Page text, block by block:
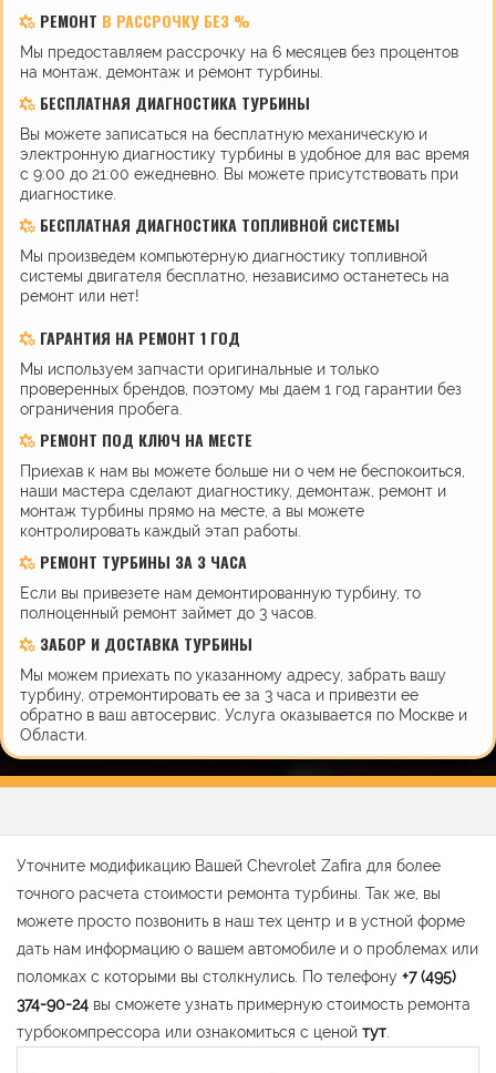
РЕМОНТ В РАССРОЧКУ БЕЗ %
Мы предоставляем рассрочку на 6 месяцев без процентов
на монтаж, демонтаж и ремонт турбины.
БЕСПЛАТНАЯ ДИАГНОСТИКА ТУРБИНЫ
Вы можете записаться на бесплатную механическую и
электронную диагностику турбины в удобное для вас время
с 9:00 до 21:00 ежедневно. Вы можете присутствовать при
диагностике.
БЕСПЛАТНАЯ ДИАГНОСТИКА ТОПЛИВНОЙ СИСТЕМЫ
Мы произведем компьютерную диагностику топливной
системы двигателя бесплатно, независимо останетесь на
ремонт или нет!
ГАРАНТИЯ НА РЕМОНТ 1 ГОД
Мы используем запчасти оригинальные и только
проверенных брендов, поэтому мы даем 1 год гарантии без
ограничения пробега.
РЕМОНТ ПОД КЛЮЧ НА МЕСТЕ
Приехав к нам вы можете больше ни о чем не беспокоиться,
наши мастера сделают диагностику, демонтаж, ремонт и
монтаж турбины прямо на месте, а вы можете
контролировать каждый этап работы.
РЕМОНТ ТУРБИНЫ ЗА 3 ЧАСА
Если вы привезете нам демонтированную турбину, то
полноценный ремонт займет до 3 часов.
ЗАБОР И ДОСТАВКА ТУРБИНЫ
Мы можем приехать по указанному адресу, забрать вашу
турбину, отремонтировать ее за 3 часа и привезти ее
обратно в ваш автосервис. Услуга оказывается по Москве и
Области.
Уточните модификацию Вашей Chevrolet Zafira для более
точного расчета стоимости ремонта турбины. Так же, вы
можете просто позвонить в наш тех центр и в устной форме
дать нам информацию о вашем автомобиле и о проблемах или
поломках с которыми вы столкнулись. По телефону +7 (495)
374-90-24 вы сможете узнать примерную стоимость ремонта
турбокомпрессора или ознакомиться с ценой тут